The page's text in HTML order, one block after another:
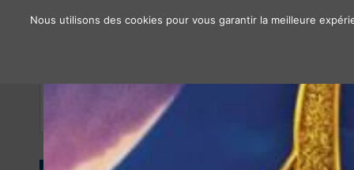
À propos Nos solutions
Nous utilisons des cookies pour vous garantir la meilleure